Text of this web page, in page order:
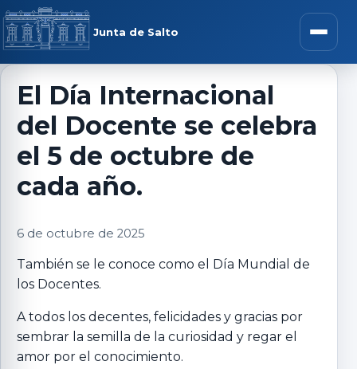
Saltar al contenido
Junta de Salto Abrir
menú
El Día Internacional
del Docente se celebra
el 5 de octubre de
cada año.
6 de octubre de 2025
También se le conoce como el Día Mundial de
los Docentes.
A todos los decentes, felicidades y gracias por
sembrar la semilla de la curiosidad y regar el
amor por el conocimiento.